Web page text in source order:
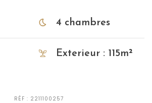
4 chambres
Exterieur : 115m²
RÉF : 2211100257